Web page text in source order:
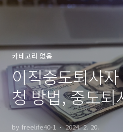
카테고리 없음
이직중도퇴사
청 방법, 중도퇴
득세 신고정리
by freelife40-1 2024. 2. 20.